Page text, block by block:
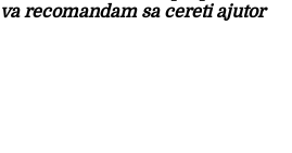
recomandam sa cereti ajutor